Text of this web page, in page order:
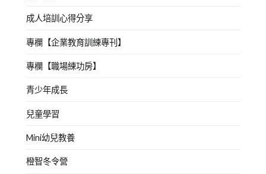
成人培訓心得分享
專欄【企業教育訓練專刊】
專欄【職場練功房】
青少年成長
兒童學習
Mini幼兒教養
橙智冬令營